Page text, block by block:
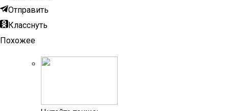
Отправить
Класснуть
Похожее